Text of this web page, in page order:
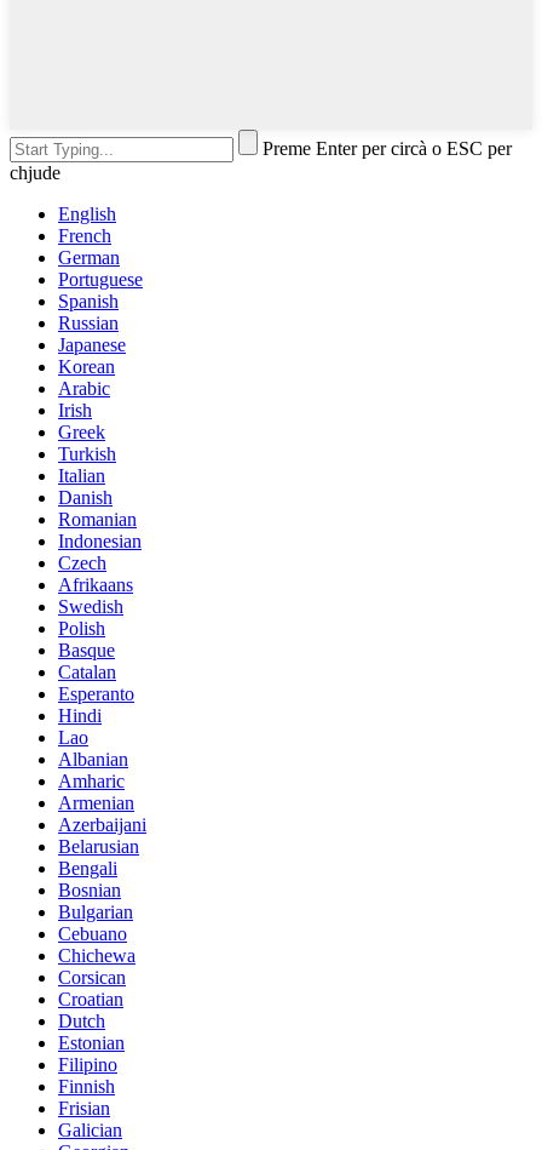
Preme Enter per circà o ESC per
chjude
English
French
German
Portuguese
Spanish
Russian
Japanese
Korean
Arabic
Irish
Greek
Turkish
Italian
Danish
Romanian
Indonesian
Czech
Afrikaans
Swedish
Polish
Basque
Catalan
Esperanto
Hindi
Lao
Albanian
Amharic
Armenian
Azerbaijani
Belarusian
Bengali
Bosnian
Bulgarian
Cebuano
Chichewa
Corsican
Croatian
Dutch
Estonian
Filipino
Finnish
Frisian
Galician